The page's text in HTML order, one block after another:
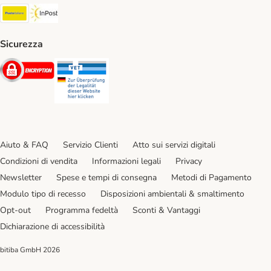
Poste Italiane. Shipping Method
Sicurezza
Security
Aiuto & FAQ Servizio Clienti
Atto sui servizi digitali
Condizioni di vendita
Informazioni legali
Privacy
Newsletter
Spese e tempi di consegna
Metodi di Pagamento
Modulo tipo di recesso
Disposizioni ambientali & smaltimento
Opt-out
Programma fedeltà
Sconti & Vantaggi
Dichiarazione di accessibilità
bitiba GmbH 2026